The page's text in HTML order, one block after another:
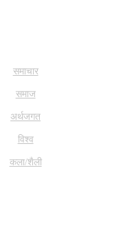
समाचार
समाज
अर्थजगत
विश्व
कला/शैली